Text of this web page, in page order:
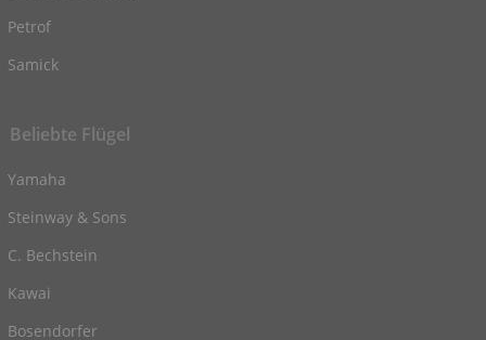
Petrof
Samick
Beliebte Flügel
Yamaha
Steinway & Sons
C. Bechstein
Kawai
Bosendorfer